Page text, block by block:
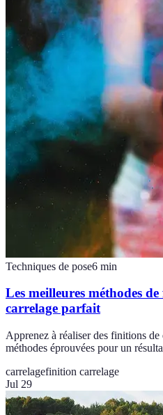
Techniques de pose6 min
Les meilleures méthodes
carrelage parfait
Apprenez à réaliser des finitions
méthodes éprouvées pour un
carrelagefinition carrelage
Jul 29